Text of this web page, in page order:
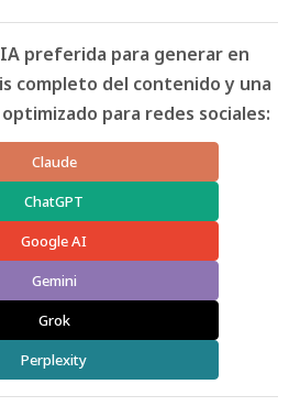
preferida para generar en
completo del contenido y una
para redes sociales:
Claude
ChatGPT
Google AI
Gemini
Grok
Perplexity